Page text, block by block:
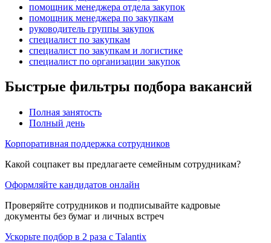
помощник менеджера отдела закупок
помощник менеджера по закупкам
руководитель группы закупок
специалист по закупкам
специалист по закупкам и логистике
специалист по организации закупок
Быстрые фильтры подбора вакансий
Полная занятость
Полный день
Корпоративная поддержка сотрудников
Какой соцпакет вы предлагаете семейным сотрудникам?
Оформляйте кандидатов онлайн
Проверяйте сотрудников и подписывайте кадровые
документы без бумаг и личных встреч
Ускорьте подбор в 2 раза с Talantix